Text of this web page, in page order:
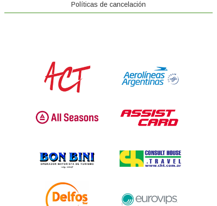
Políticas de cancelación